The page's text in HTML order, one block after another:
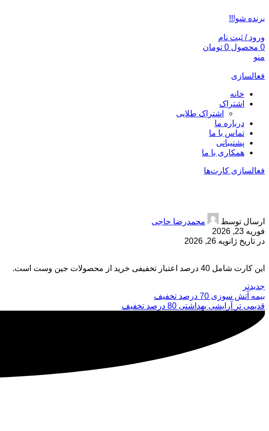
برنده شو!!!
ورود / ثبت نام
0 محصول 0 تومان
منو
فعالسازی
خانه
اشتراک
اشتراک طلایی
درباره ما
تماس با ما
پشتیبانی
همکاری با ما
فعالسازی کارت‌ها
ارسال توسط
محمدرضا حاجی
فوریه 23, 2026
در تاریخ ژانویه 26, 2026
این کارت شامل 40 درصد اعتبار تخفیفی خرید از محصولات جین وست است.
جدیدتر
بیمه آتش سوزی 70 درصد تخفیف
قدیمی تر
آرایشی بهداشتی 80 درصد تخفیف